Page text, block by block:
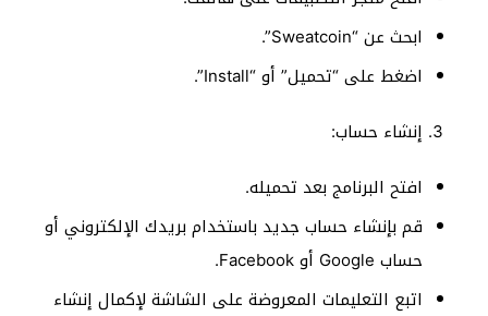
ابحث عن “Sweatcoin”.
اضغط على “تحميل” أو “Install”.
إنشاء حساب:
افتح البرنامج بعد تحميله.
قم بإنشاء حساب جديد باستخدام بريدك الإلكتروني أو
حساب Google أو Facebook.
اتبع التعليمات المعروضة على الشاشة لإكمال إنشاء